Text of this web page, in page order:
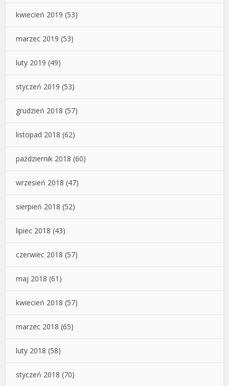
kwiecień 2019 (53)
marzec 2019 (53)
luty 2019 (49)
styczeń 2019 (53)
grudzień 2018 (57)
listopad 2018 (62)
październik 2018 (60)
wrzesień 2018 (47)
sierpień 2018 (52)
lipiec 2018 (43)
czerwiec 2018 (57)
maj 2018 (61)
kwiecień 2018 (57)
marzec 2018 (65)
luty 2018 (58)
styczeń 2018 (70)